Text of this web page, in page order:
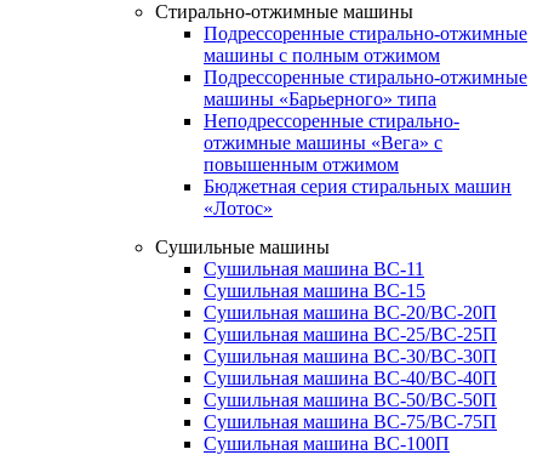
Стирально-отжимные машины
Подрессоренные стирально-отжимные
машины с полным отжимом
Подрессоренные стирально-отжимные
машины «Барьерного» типа
Неподрессоренные стирально-
отжимные машины «Вега» с
повышенным отжимом
Бюджетная серия стиральных машин
«Лотос»
Сушильные машины
Сушильная машина ВС-11
Сушильная машина ВС-15
Сушильная машина ВС-20/ВС-20П
Сушильная машина ВС-25/ВС-25П
Сушильная машина ВС-30/ВС-30П
Сушильная машина ВС-40/ВС-40П
Сушильная машина ВС-50/ВС-50П
Сушильная машина ВС-75/ВС-75П
Сушильная машина ВС-100П